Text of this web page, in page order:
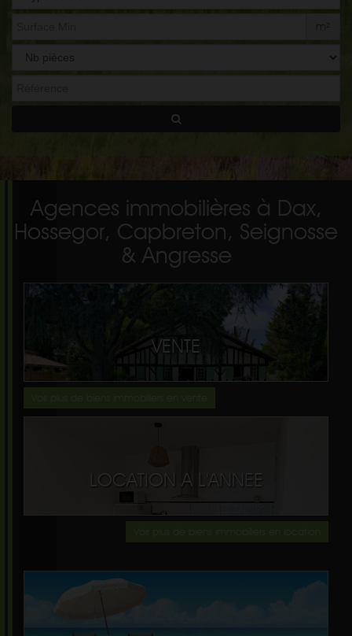
Agences immobilières à Dax,
Hossegor, Capbreton, Seignosse
& Angresse
VENTE
Voir plus de biens immobiliers en vente
LOCATION A L'ANNEE
Voir plus de biens immobiliers en location